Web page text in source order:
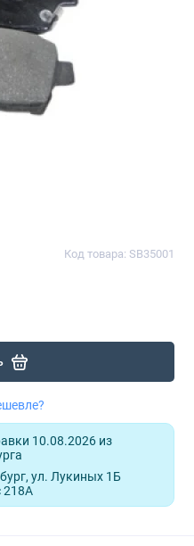
Код товара: SB35001
10.08.2026 из
ул. Лукиных 1Б
218А